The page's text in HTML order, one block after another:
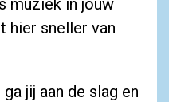
muziek in jouw
hier sneller van
jij aan de slag en